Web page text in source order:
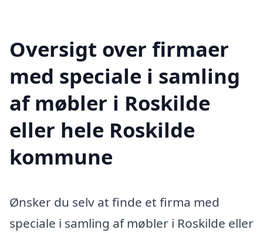
Oversigt over firmaer
med speciale i samling
af møbler i Roskilde
eller hele Roskilde
kommune
Ønsker du selv at finde et firma med
speciale i samling af møbler i Roskilde eller